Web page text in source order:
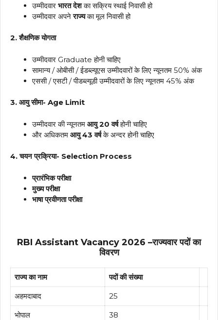
उम्मीदवार भारत देशका सक्रिय स्थाई निवासी हो
उम्मीदवार अपनेराज्यका मूल निवासी हो
2. शैक्षणिक योगता
उम्मीदवार Graduate होनी चाहिए
सामान्य / ओबीसी / ईडब्ल्यूएस उम्मीदवारों के लिए न्यूनतम 50% अंक
एससी / एसटी / पीडब्ल्यूडी उम्मीदवारों के लिए न्यूनतम 45% अंक
3. आयु सीमा- Age Limit
उम्मीदवार की न्यूनतम आयु 20 वर्षहोनी चाहिए
और अधिकतम आयु 43 वर्षके अन्दर होनी चाहिए
4. चयन प्रक्रिया- Selection Process
प्रारंभिक परीक्षा
मुख्य परीक्षा
भाषा प्रवीणता परीक्षा
RBI Assistant Vacancy 2026 –राज्यवार पदों का
विवरण
राज्य का नाम पदों की संख्या
अहमदाबाद 25
भोपाल 38